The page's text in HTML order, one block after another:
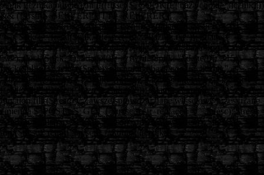
// plik licznika odwiedzin if((!isset($_COOKIE['baza/cookie_licznik']))
&& (!strstr($_SERVER['HTTP_REFERER'],
'http://www.ospkruszwica.pl'))) { $plik = fopen("baza/licznik.txt",
"r"); $tekst = fread($plik, filesize("baza/licznik.txt")); $dane =
explode(";", $tekst); fclose($plik); $plik = fopen("baza/licznik.txt",
"w"); flock($plik, 2); $dane[0]++; fwrite($plik, "$dane[0];", 15);
flock($plik, 3); fclose($plik); setcookie("baza/cookie_licznik",
"zliczono", 0); } else { $plik = fopen("baza/licznik.txt", "r"); $tekst =
fread($plik, filesize("baza/licznik.txt")); $dane = explode(";", $tekst); }
function filtr($tresc) // Zawsze sprawdzaj dane wejściowe przesyi?ane
zmienna $_POST i $_GET { $tresc = str_replace('"','"',$tresc); $tresc
= htmlspecialchars($tresc); $tresc = stripslashes($tresc); $tresc =
trim($tresc); return $tresc; } // koniec licznika
===============